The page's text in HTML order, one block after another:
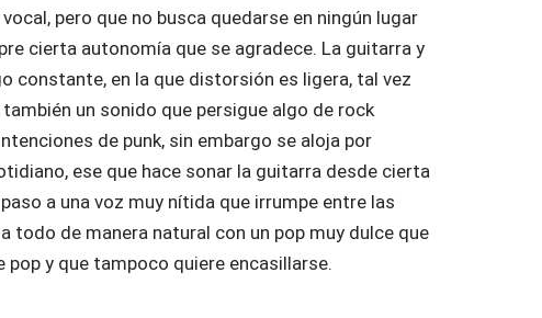
pero que no busca quedarse en ningún lugar
cierta autonomía que se agradece. La guitarra y
constante, en la que distorsión es ligera, tal vez
también un sonido que persigue algo de rock
de punk, sin embargo se aloja por
ese que hace sonar la guitarra desde cierta
a una voz muy nítida que irrumpe entre las
todo de manera natural con un pop muy dulce que
pop y que tampoco quiere encasillarse.